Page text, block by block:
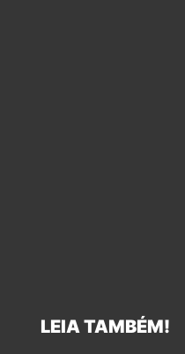
LEIA TAMBÉM!